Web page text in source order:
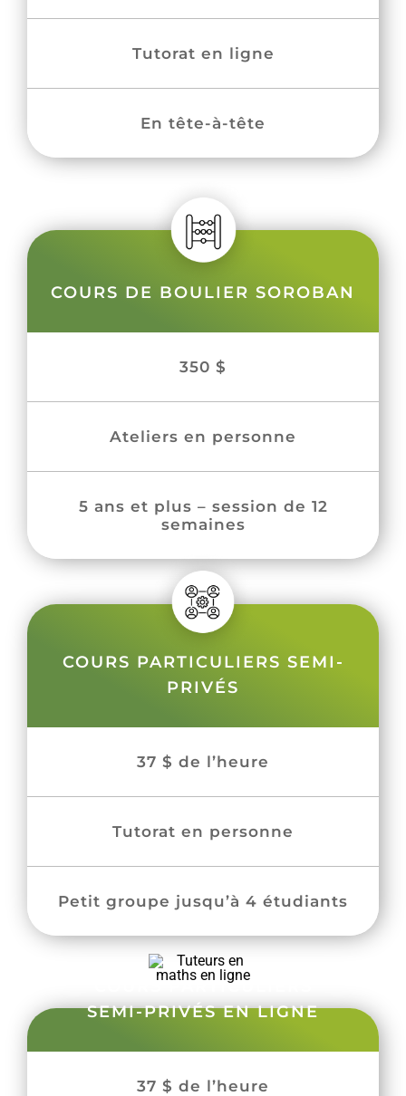
Tutorat en ligne
En tête-à-tête
COURS DE BOULIER SOROBAN
350 $
Ateliers en personne
5 ans et plus – session de 12
semaines
COURS PARTICULIERS SEMI-
PRIVÉS
37 $ de l’heure
Tutorat en personne
Petit groupe jusqu’à 4 étudiants
COURS PARTICULIERS
SEMI-PRIVÉS EN LIGNE
37 $ de l’heure